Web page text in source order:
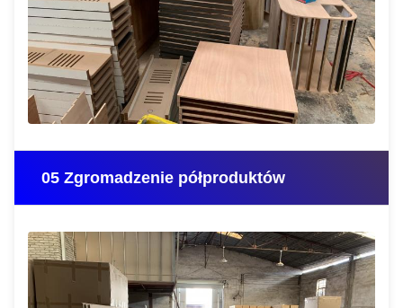
05 Zgromadzenie półproduktów